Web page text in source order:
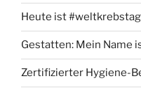
Heute ist #weltkrebstag
Gestatten: Mein Name
Zertifizierter Hygiene-